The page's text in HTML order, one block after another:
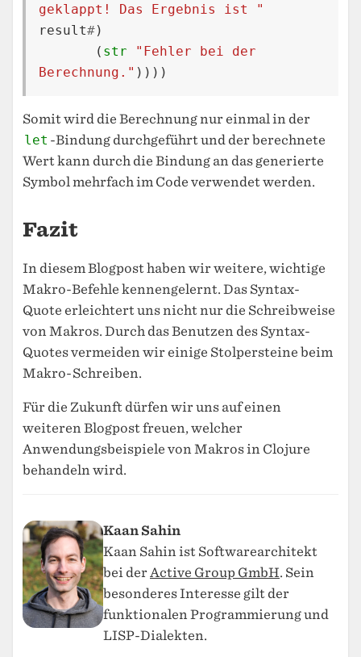
geklappt! Das Ergebnis ist "
result#)
( str
"Fehler bei der
Berechnung." ))))
Somit wird die Berechnung nur einmal in der
let -Bindung durchgeführt und der berechnete
Wert kann durch die Bindung an das generierte
Symbol mehrfach im Code verwendet werden.
Fazit
In diesem Blogpost haben wir weitere, wichtige
Makro-Befehle kennengelernt. Das Syntax-
Quote erleichtert uns nicht nur die Schreibweise
von Makros. Durch das Benutzen des Syntax-
Quotes vermeiden wir einige Stolpersteine beim
Makro-Schreiben.
Für die Zukunft dürfen wir uns auf einen
weiteren Blogpost freuen, welcher
Anwendungsbeispiele von Makros in Clojure
behandeln wird.
Kaan Sahin
Kaan Sahin ist Softwarearchitekt
bei der Active Group GmbH. Sein
besonderes Interesse gilt der
funktionalen Programmierung und
LISP-Dialekten.